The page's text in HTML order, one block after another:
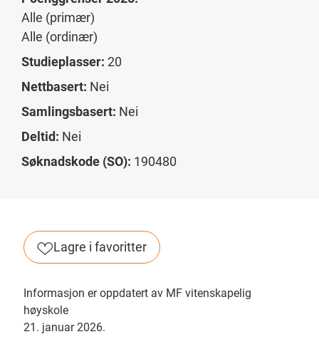
Alle (primær)
Alle (ordinær)
Studieplasser: 20
Nettbasert: Nei
Samlingsbasert: Nei
Deltid: Nei
Søknadskode (SO): 190480
Lagre i favoritter
Informasjon er oppdatert av MF vitenskapelig
høyskole
21. januar 2026.